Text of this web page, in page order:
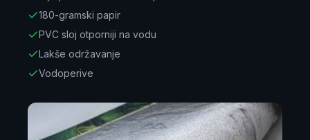
180-gramski papir
PVC sloj otporniji na vodu
Lakše održavanje
Vodoperive